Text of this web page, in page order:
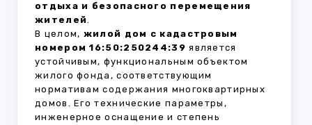
отдыха и безопасного перемещения
жителей.
В целом, жилой дом с кадастровым
номером 16:50:250244:39 является
устойчивым, функциональным объектом
жилого фонда, соответствующим
нормативам содержания многоквартирных
домов. Его технические параметры,
инженерное оснащение и степень